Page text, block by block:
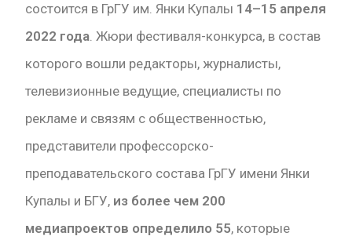
состоится в ГрГУ им. Янки Купалы 14–15 апреля
2022 года. Жюри фестиваля-конкурса, в состав
которого вошли редакторы, журналисты,
телевизионные ведущие, специалисты по
рекламе и связям с общественностью,
представители профессорско-
преподавательского состава ГрГУ имени Янки
Купалы и БГУ, из более чем 200
медиапроектов определило 55, которые